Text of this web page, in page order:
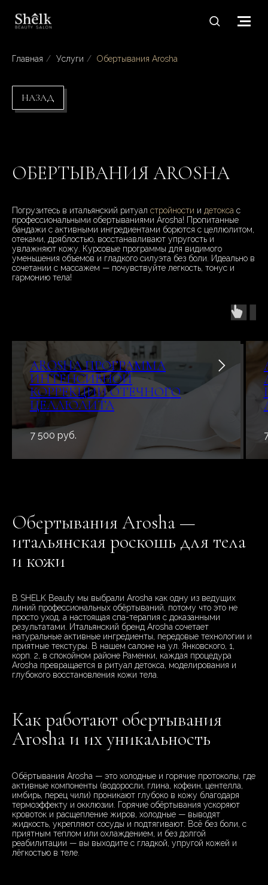
Главная / Услуги / Обертывания Arosha
НАЗАД
ОБЕРТЫВАНИЯ AROSHA
Погрузитесь в итальянский ритуал стройности и детокса с
профессиональными обертываниями Arosha! Пропитанные
бандажи с активными ингредиентами борются с целлюлитом,
отеками, дряблостью, восстанавливают упругость и
увлажняют кожу. Курсовые программы для видимого
уменьшения объемов и гладкого силуэта без боли. Идеально в
сочетании с массажем — почувствуйте легкость, тонус и
гармонию тела!
AROSHA ПРОГРАММА
ИНТЕНСИВНОЙ
КОРРЕКЦИИ ОТЕЧНОГО
ЦЕЛЛЮЛИТА
7 500 руб.
Обертывания Arosha —
итальянская роскошь для тела
и кожи
В SHELK Beauty мы выбрали Arosha как одну из ведущих
линий профессиональных обёртываний, потому что это не
просто уход, а настоящая спа-терапия с доказанными
результатами. Итальянский бренд Arosha сочетает
натуральные активные ингредиенты, передовые технологии и
приятные текстуры. В нашем салоне на ул. Янковского, 1,
корп. 2, в спокойном районе Раменки, каждая процедура
Arosha превращается в ритуал детокса, моделирования и
глубокого восстановления кожи тела.
Как работают обертывания
Arosha и их уникальность
Обёртывания Arosha — это холодные и горячие протоколы, где
активные компоненты (водоросли, глина, кофеин, центелла,
имбирь, перец чили) проникают глубоко в кожу благодаря
термоэффекту и окклюзии. Горячие обёртывания ускоряют
кровоток и расщепление жиров, холодные — выводят
жидкость, укрепляют сосуды и подтягивают. Всё без боли, с
приятным теплом или охлаждением, и без долгой
реабилитации — вы выходите с гладкой, упругой кожей и
лёгкостью в теле.